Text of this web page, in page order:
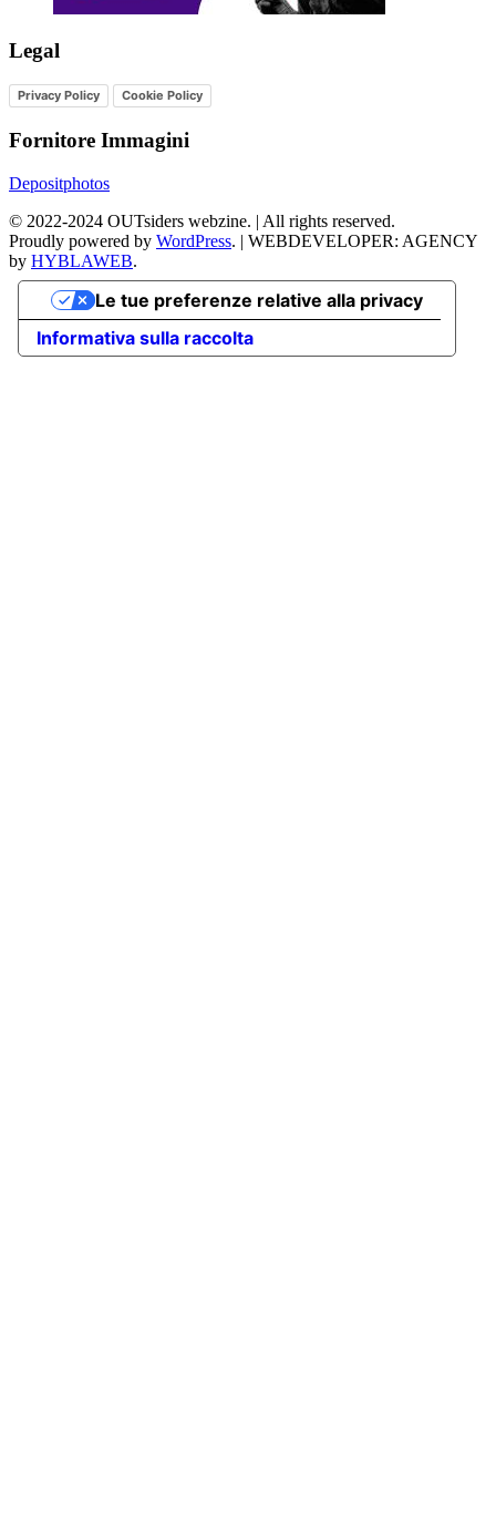
Legal
Privacy Policy Cookie Policy
Fornitore Immagini
Depositphotos
© 2022-2024 OUTsiders webzine. | All rights reserved.
Proudly powered by WordPress. | WEBDEVELOPER: AGENCY
by HYBLAWEB.
Informativa sulla raccolta
Le tue preferenze relative alla privacy